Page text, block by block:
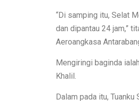
“Di samping itu, Selat
dan dipantau 24 jam,”
Aeroangkasa
Mengiringi baginda
Khalil.
Dalam pada itu,